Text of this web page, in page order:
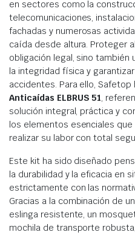
en sectores como la
telecomunicaciones,
fachadas y numerosas
caída desde altura. Proteger
obligación legal, sino también
la integridad física y
accidentes. Para ello, Safetop
Anticaídas ELBRUS 51,
solución integral, práctica y
los elementos esenciales
realizar su labor con total
Este kit ha sido diseñado
la durabilidad y la eficacia en
estrictamente con las
Gracias a la combinación de
eslinga resistente, un
mochila de transporte